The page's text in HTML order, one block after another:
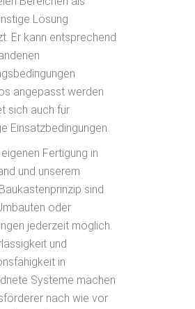
Lösung
Er kann entsprechend
angepasst werden
sich auch für
Einsatzbedingungen.
Fertigung in
und unserem
sind
oder
jederzeit möglich.
und
in
Systeme machen
nach wie vor